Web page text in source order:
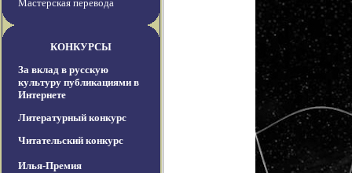
Мастерская перевода
КОНКУРСЫ
За вклад в русскую
культуру публикациями в
Интернете
Литературный конкурс
Читательский конкурс
Илья-Премия